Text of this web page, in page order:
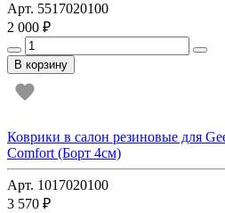
Арт. 5517020100
2 000 ₽
В корзину
Коврики в салон резиновые для
Comfort (Борт 4см)
Арт. 1017020100
3 570 ₽